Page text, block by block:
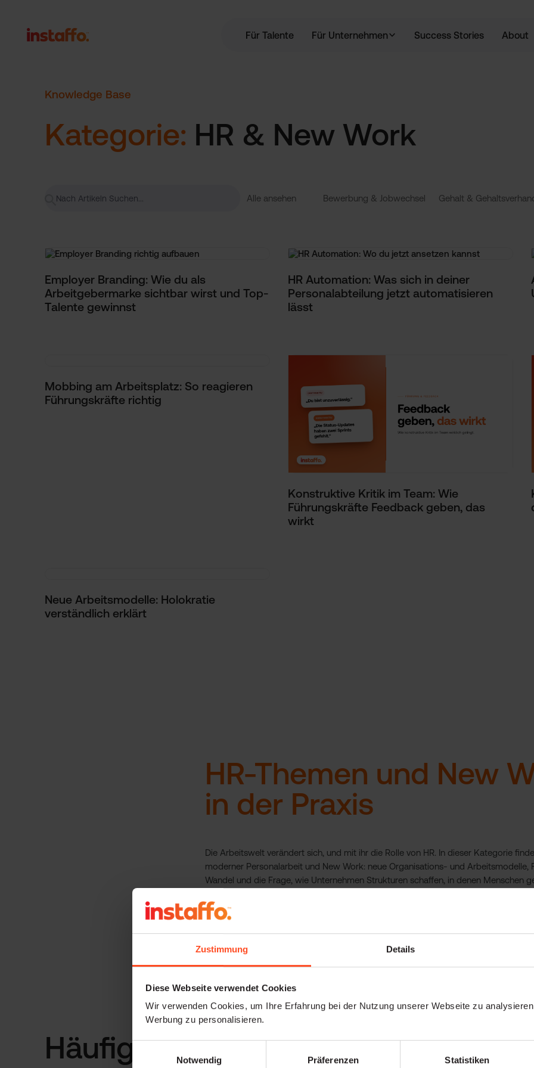
Zustimmung Details
Diese Webseite verwendet Cookies
Wir verwenden Cookies, um Ihre Erfahrung bei der Nutzung unserer Webseite zu
Werbung zu personalisieren.
Notwendig
Präferenzen Statistiken
Für Talente Für Unternehmen Success Stories About
Knowledge Base
Kategorie: HR & New Work
Alle ansehen Bewerbung & Jobwechsel Gehalt &
Employer Branding: Wie du als
Arbeitgebermarke sichtbar wirst und Top-
Talente gewinnst
HR Automation: Was sich in deiner
Personalabteilung jetzt automatisieren
lässt
Mobbing am Arbeitsplatz: So reagieren
Führungskräfte richtig
Konstruktive Kritik im Team: Wie
Führungskräfte Feedback geben, das
wirkt
Neue Arbeitsmodelle: Holokratie
verständlich erklärt
HR-Themen und New
in der Praxis
Die Arbeitswelt verändert sich, und mit ihr die Rolle von HR. In dieser Kategorie
moderner Personalarbeit und New Work: neue Organisations- und Arbeitsmodelle,
Wandel und die Frage, wie Unternehmen Strukturen schaffen, in denen Menschen
Die Texte verbinden Einordnung mit Praxis. Statt Buzzwords bekommst du
Was steckt hinter einem Konzept, für wen eignet es sich und wo liegen die
Gute Personalarbeit zahlt am Ende auf ein Ziel ein: die richtigen Menschen
hinterlegt haben. So sprichst du von Anfang an mit Menschen, zu denen dein
Häufig gestellte Fragen